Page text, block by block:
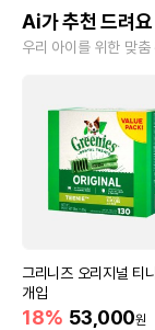
Ai가 추천 드려요
우리 아이를 위한 맞
그리니즈 오리지널 티
개입
18% 53,000원